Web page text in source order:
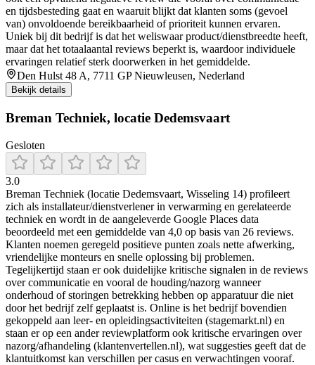
en tijdsbesteding gaat en waaruit blijkt dat klanten soms (gevoel
van) onvoldoende bereikbaarheid of prioriteit kunnen ervaren.
Uniek bij dit bedrijf is dat het weliswaar product/dienstbreedte heeft,
maar dat het totaalaantal reviews beperkt is, waardoor individuele
ervaringen relatief sterk doorwerken in het gemiddelde.
Den Hulst 48 A, 7711 GP Nieuwleusen, Nederland
Bekijk details
Breman Techniek, locatie Dedemsvaart
Gesloten
3.0
Breman Techniek (locatie Dedemsvaart, Wisseling 14) profileert
zich als installateur/dienstverlener in verwarming en gerelateerde
techniek en wordt in de aangeleverde Google Places data
beoordeeld met een gemiddelde van 4,0 op basis van 26 reviews.
Klanten noemen geregeld positieve punten zoals nette afwerking,
vriendelijke monteurs en snelle oplossing bij problemen.
Tegelijkertijd staan er ook duidelijke kritische signalen in de reviews
over communicatie en vooral de houding/nazorg wanneer
onderhoud of storingen betrekking hebben op apparatuur die niet
door het bedrijf zelf geplaatst is. Online is het bedrijf bovendien
gekoppeld aan leer- en opleidingsactiviteiten (stagemarkt.nl) en
staan er op een ander reviewplatform ook kritische ervaringen over
nazorg/afhandeling (klantenvertellen.nl), wat suggesties geeft dat de
klantuitkomst kan verschillen per casus en verwachtingen vooraf.